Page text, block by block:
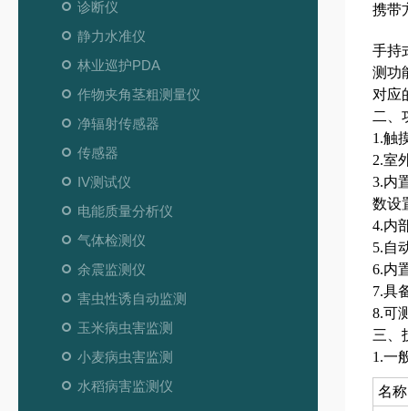
诊断仪
静力水准仪
林业巡护PDA
作物夹角茎粗测量仪
净辐射传感器
传感器
IV测试仪
电能质量分析仪
气体检测仪
余震监测仪
害虫性诱自动监测
玉米病虫害监测
小麦病虫害监测
水稻病害监测仪
携带
手持
测功
对应
二、
1.触
2.室
3.内
数设
4.内
5.自
6.内
7.具
8.可
三、
1.一
名称